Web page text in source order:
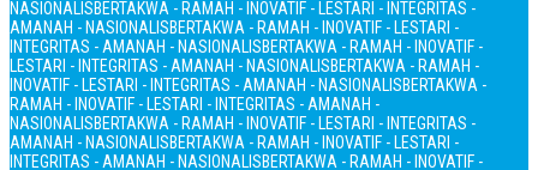
NASIONALISBERTAKWA - RAMAH - INOVATIF - LESTARI - INTEGRITAS -
AMANAH - NASIONALISBERTAKWA - RAMAH - INOVATIF - LESTARI -
INTEGRITAS - AMANAH - NASIONALISBERTAKWA - RAMAH - INOVATIF -
LESTARI - INTEGRITAS - AMANAH - NASIONALISBERTAKWA - RAMAH -
INOVATIF - LESTARI - INTEGRITAS - AMANAH - NASIONALISBERTAKWA -
RAMAH - INOVATIF - LESTARI - INTEGRITAS - AMANAH -
NASIONALISBERTAKWA - RAMAH - INOVATIF - LESTARI - INTEGRITAS -
AMANAH - NASIONALISBERTAKWA - RAMAH - INOVATIF - LESTARI -
INTEGRITAS - AMANAH - NASIONALISBERTAKWA - RAMAH - INOVATIF -